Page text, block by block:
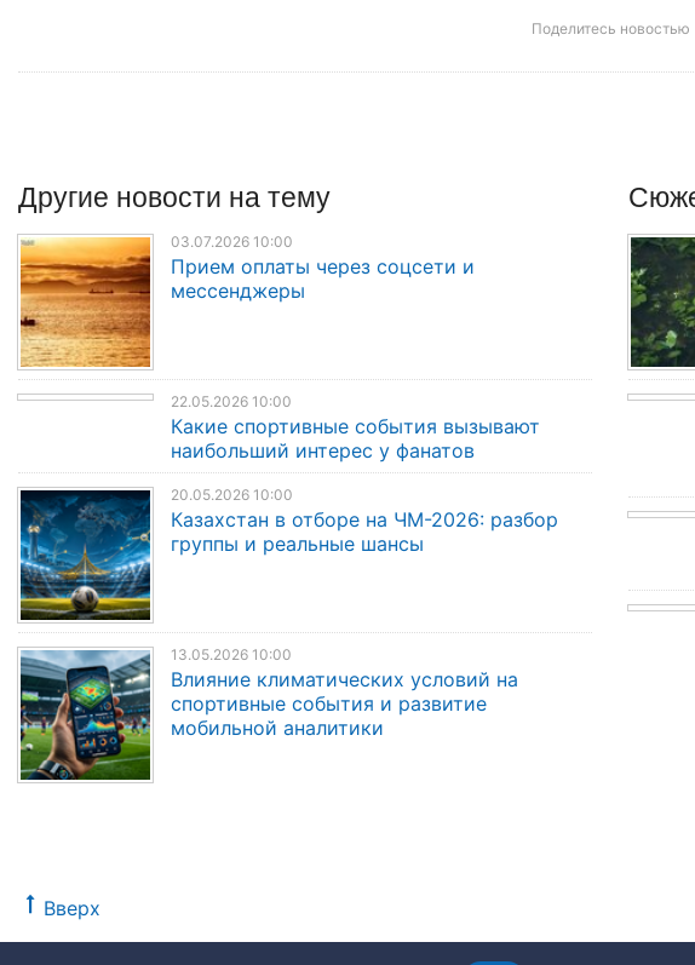
Поделитесь новостью
Другие новости на тему
03.07.2026 10:00
Прием оплаты через соцсети и
мессенджеры
22.05.2026 10:00
Какие спортивные события вызывают
наибольший интерес у фанатов
20.05.2026 10:00
Казахстан в отборе на ЧМ-2026: разбор
группы и реальные шансы
13.05.2026 10:00
Влияние климатических условий на
спортивные события и развитие
мобильной аналитики
Вверх